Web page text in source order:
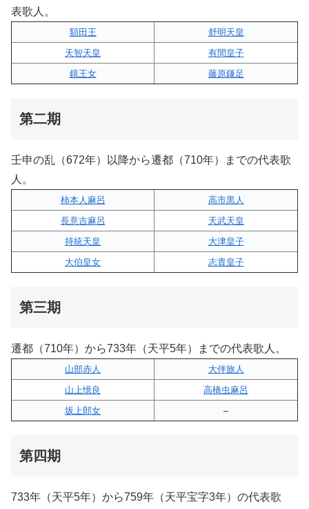
表歌人。
額田王
舒明天皇
天智天皇
有間皇子
鏡王女
藤原鎌足
第二期
壬申の乱（672年）以降から遷都（710年）までの代表歌
人。
柿本人麻呂
高市黒人
長意吉麻呂
天武天皇
持統天皇
大津皇子
大伯皇女
志貴皇子
第三期
遷都（710年）から733年（天平5年）までの代表歌人。
山部赤人
大伴旅人
山上憶良
高橋虫麻呂
坂上郎女
–
第四期
733年（天平5年）から759年（天平宝字3年）の代表歌